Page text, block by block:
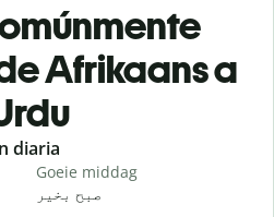
Afrikaans a
diaria
Goeie middag
صبح بخیر